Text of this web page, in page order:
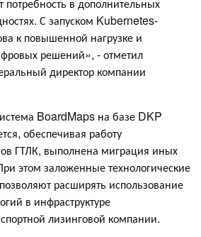
потребность в дополнительных
С запуском Kubernetes-
к повышенной нагрузке и
решений», - отметил
директор компании
BoardMaps на базе DKP
обеспечивая работу
ГТЛК, выполнена миграция иных
этом заложенные технологические
расширять использование
в инфраструктуре
лизинговой компании.